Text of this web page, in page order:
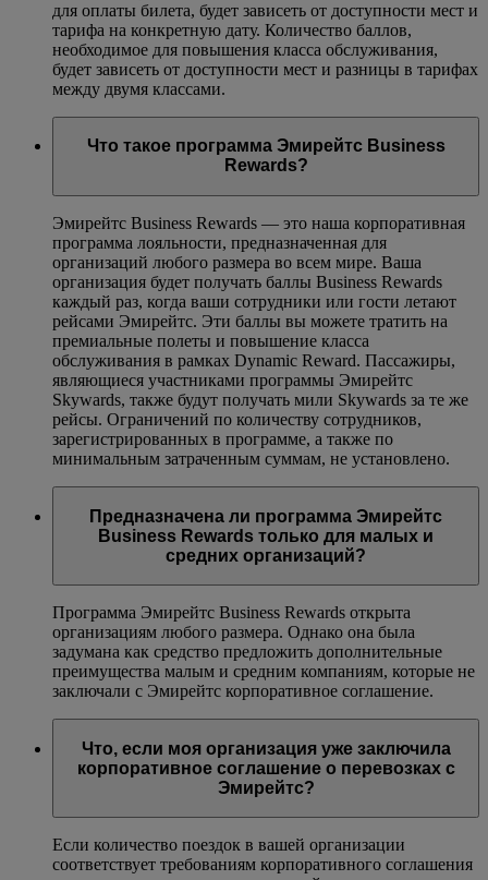
для оплаты билета, будет зависеть от доступности мест и
тарифа на конкретную дату. Количество баллов,
необходимое для повышения класса обслуживания,
будет зависеть от доступности мест и разницы в тарифах
между двумя классами.
Что такое программа Эмирейтс Business
Rewards?
Эмирейтс Business Rewards — это наша корпоративная
программа лояльности, предназначенная для
организаций любого размера во всем мире. Ваша
организация будет получать баллы Business Rewards
каждый раз, когда ваши сотрудники или гости летают
рейсами Эмирейтс. Эти баллы вы можете тратить на
премиальные полеты и повышение класса
обслуживания в рамках Dynamic Reward. Пассажиры,
являющиеся участниками программы Эмирейтс
Skywards, также будут получать мили Skywards за те же
рейсы. Ограничений по количеству сотрудников,
зарегистрированных в программе, а также по
минимальным затраченным суммам, не установлено.
Предназначена ли программа Эмирейтс
Business Rewards только для малых и
средних организаций?
Программа Эмирейтс Business Rewards открыта
организациям любого размера. Однако она была
задумана как средство предложить дополнительные
преимущества малым и средним компаниям, которые не
заключали с Эмирейтс корпоративное соглашение.
Что, если моя организация уже заключила
корпоративное соглашение о перевозках с
Эмирейтс?
Если количество поездок в вашей организации
соответствует требованиям корпоративного соглашения